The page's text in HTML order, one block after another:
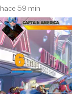
hace 59 min